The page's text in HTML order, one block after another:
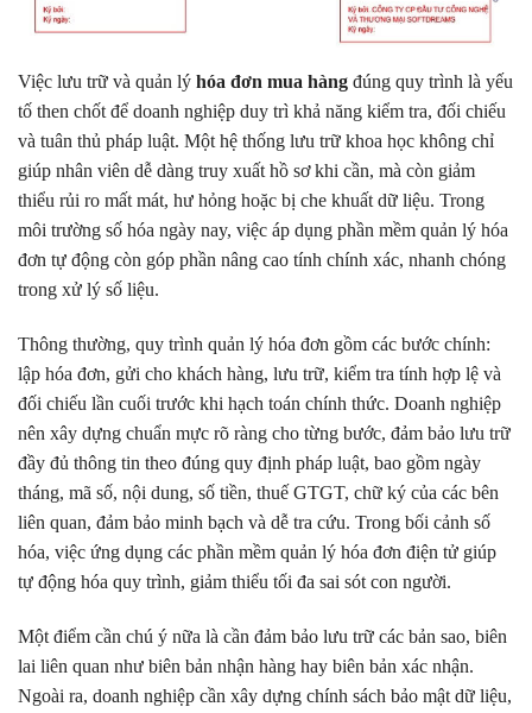
Việc lưu trữ và quản lý hóa đơn mua hàng đúng quy trình là yếu
tố then chốt để doanh nghiệp duy trì khả năng kiểm tra, đối chiếu
và tuân thủ pháp luật. Một hệ thống lưu trữ khoa học không chỉ
giúp nhân viên dễ dàng truy xuất hồ sơ khi cần, mà còn giảm
thiểu rủi ro mất mát, hư hỏng hoặc bị che khuất dữ liệu. Trong
môi trường số hóa ngày nay, việc áp dụng phần mềm quản lý hóa
đơn tự động còn góp phần nâng cao tính chính xác, nhanh chóng
trong xử lý số liệu.
Thông thường, quy trình quản lý hóa đơn gồm các bước chính:
lập hóa đơn, gửi cho khách hàng, lưu trữ, kiểm tra tính hợp lệ và
đối chiếu lần cuối trước khi hạch toán chính thức. Doanh nghiệp
nên xây dựng chuẩn mực rõ ràng cho từng bước, đảm bảo lưu trữ
đầy đủ thông tin theo đúng quy định pháp luật, bao gồm ngày
tháng, mã số, nội dung, số tiền, thuế GTGT, chữ ký của các bên
liên quan, đảm bảo minh bạch và dễ tra cứu. Trong bối cảnh số
hóa, việc ứng dụng các phần mềm quản lý hóa đơn điện tử giúp
tự động hóa quy trình, giảm thiểu tối đa sai sót con người.
Một điểm cần chú ý nữa là cần đảm bảo lưu trữ các bản sao, biên
lai liên quan như biên bản nhận hàng hay biên bản xác nhận.
Ngoài ra, doanh nghiệp cần xây dựng chính sách bảo mật dữ liệu,